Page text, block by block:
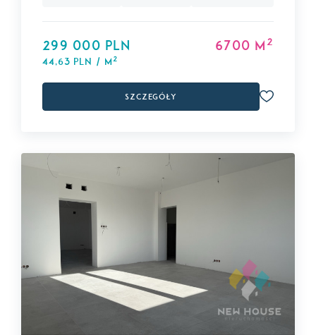
299 000 PLN
44,63 PLN / m2
6700 m 2
Szczegóły